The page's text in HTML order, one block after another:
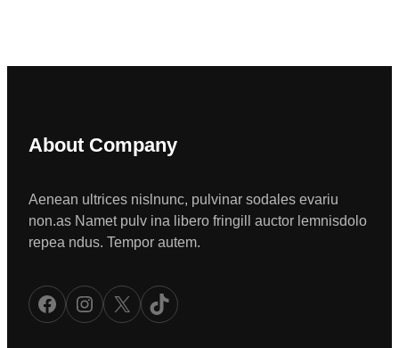
About Company
Aenean ultrices nislnunc, pulvinar sodales evariu
non.as Namet pulv ina libero fringill auctor lemnisdolo
repea ndus. Tempor autem.
Facebook Instagram X TikTok